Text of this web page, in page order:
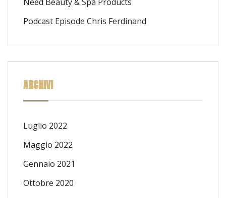
Podcast Episode Chris Ferdinand
ARCHIVI
Luglio 2022
Maggio 2022
Gennaio 2021
Ottobre 2020